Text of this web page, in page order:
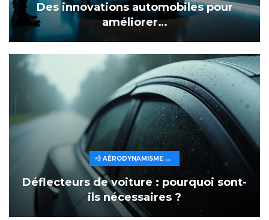
Des innovations automobiles pour
améliorer…
💨 AÉRODYNAMISME ET EFFICACITÉ
Déflecteurs de voiture : pourquoi sont-
ils nécessaires ?